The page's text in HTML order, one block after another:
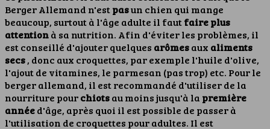
Berger Allemand n'estpasun chien qui mange
beaucoup, surtout à l'âge adulte il fautfaire plus
attentionà sa nutrition. Afin d'éviter les problèmes, il
est conseillé d'ajouter quelques arômesaux aliments
secs, donc aux croquettes, par exemple l'huile d'olive,
l'ajout de vitamines, le parmesan (pas trop) etc. Pour le
berger allemand, il est recommandé d'utiliser de la
nourriture pourchiotsau moins jusqu'à la première
annéed'âge, après quoi il est possible de passer à
l'utilisation de croquettes pour adultes. Il est